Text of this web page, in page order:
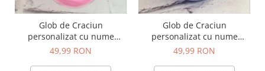
Glob de Craciun
personalizat cu nume
model roz
49,99 RON
Glob de Craciun
personalizat cu nume
model albastru
49,99 RON